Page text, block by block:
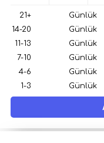
21+
Günlük
14-20
Günlük
11-13
Günlük
7-10
Günlük
4-6
Günlük
1-3
Günlük